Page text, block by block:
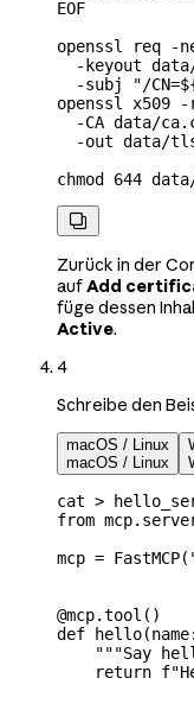
EOF
openssl
req -
  -keyout
  -subj
"/
openssl
x509 -
  -CA
data/
  -out
data/
chmod 644

Zurück in der
aufAdd
füge dessen
Active.
4
Schreibe den
macOS / Linux
macOS / Linux
cat >
from
mcp =
@mcp.tool()
def
"""Say
return